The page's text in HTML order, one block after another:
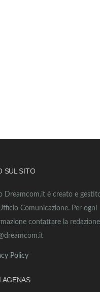
SUL SITO
Dreamcom.it è creato e
Comunicazione. Per ogni
contattare la redazione
Policy
AGENAS